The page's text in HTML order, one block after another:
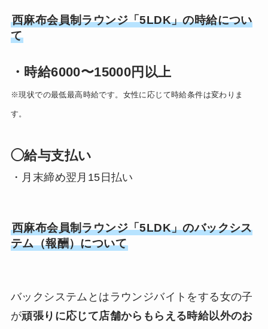
西麻布会員制ラウンジ「5LDK」の時給につい
て
・時給6000〜15000円以上
※現状での最低最高時給です。女性に応じて時給条件は変わりま
す。
◯給与支払い
・月末締め翌月15日払い
西麻布会員制ラウンジ「5LDK」のバックシス
テム（報酬）について
バックシステムとはラウンジバイトをする女の子
が頑張りに応じて店舗からもらえる時給以外のお